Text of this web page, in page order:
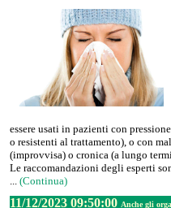
essere usati in pazienti con
o resistenti al trattamento), o con
(improvvisa) o cronica (a lungo
Le raccomandazioni degli esperti
... (Continua)
11/12/2023 09:50:00 Anche gli